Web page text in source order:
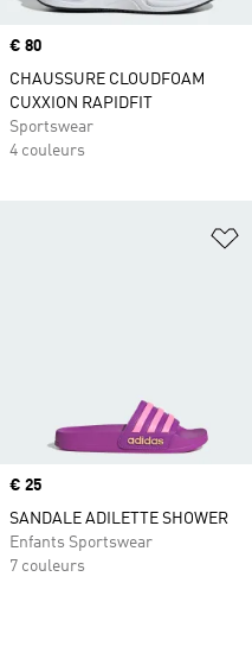
Prix
€ 80
CHAUSSURE CLOUDFOAM
CUXXION RAPIDFIT
Sportswear
4 couleurs
Prix
€ 25
SANDALE ADILETTE SHOWER
Enfants Sportswear
7 couleurs